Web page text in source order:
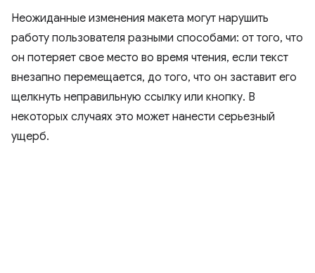
Неожиданные изменения макета могут нарушить
работу пользователя разными способами: от того, что
он потеряет свое место во время чтения, если текст
внезапно перемещается, до того, что он заставит его
щелкнуть неправильную ссылку или кнопку. В
некоторых случаях это может нанести серьезный
ущерб.